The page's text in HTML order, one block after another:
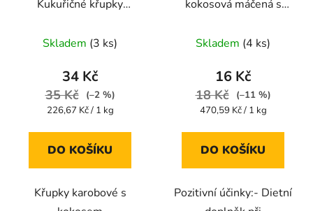
Kukuřičné křupky
140 g
hodnocení
produktu
je
5,0
5
Skladem (3 ks)
34 Kč
35 Kč
(–2 %)
Měrná
226,67 Kč / 1 kg
DO KOŠÍKU
Křupky karobové s
kokosová máčená s
hodnocení
produktu
je
5,0
5
Skladem (4 ks)
16 Kč
18 Kč
(–11 %)
Měrná
470,59 Kč / 1 kg
DO KOŠÍKU
Pozitivní účinky:- Dietní